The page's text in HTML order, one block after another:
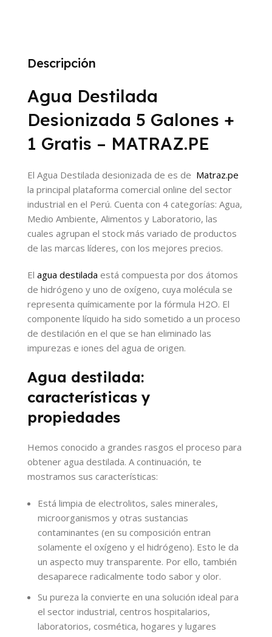
Descripción
Agua Destilada
Desionizada 5 Galones +
1 Gratis – MATRAZ.PE
El Agua Destilada desionizada de es de Matraz.pe
la principal plataforma comercial online del sector
industrial en el Perú. Cuenta con 4 categorías: Agua,
Medio Ambiente, Alimentos y Laboratorio, las
cuales agrupan el stock más variado de productos
de las marcas líderes, con los mejores precios.
El agua destilada está compuesta por dos átomos
de hidrógeno y uno de oxígeno, cuya molécula se
representa químicamente por la fórmula H2O. El
componente líquido ha sido sometido a un proceso
de destilación en el que se han eliminado las
impurezas e iones del agua de origen.
Agua destilada:
características y
propiedades
Hemos conocido a grandes rasgos el proceso para
obtener agua destilada. A continuación, te
mostramos sus características:
Está limpia de electrolitos, sales minerales,
microorganismos y otras sustancias
contaminantes (en su composición entran
solamente el oxígeno y el hidrógeno). Esto le da
un aspecto muy transparente. Por ello, también
desaparece radicalmente todo sabor y olor.
Su pureza la convierte en una solución ideal para
el sector industrial, centros hospitalarios,
laboratorios, cosmética, hogares y lugares